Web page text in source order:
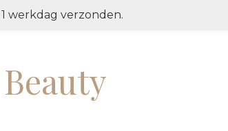
werkdag verzonden.